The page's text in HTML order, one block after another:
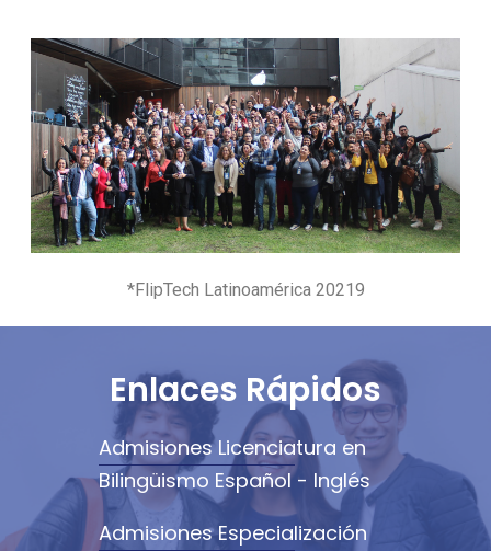
*FlipTech Latinoamérica 20219
Enlaces Rápidos
Admisiones Licenciatura en
Bilingüismo Español - Inglés
Admisiones Especialización